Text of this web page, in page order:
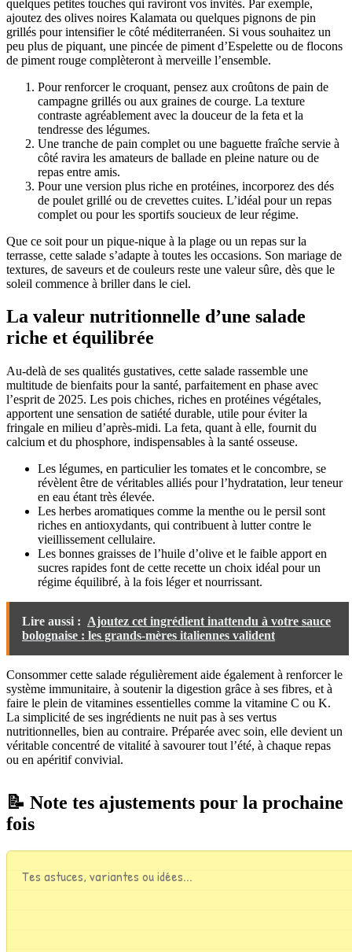
quelques petites touches qui raviront vos invités. Par exemple,
ajoutez des olives noires Kalamata ou quelques pignons de pin
grillés pour intensifier le côté méditerranéen. Si vous souhaitez un
peu plus de piquant, une pincée de piment d’Espelette ou de flocons
de piment rouge complèteront à merveille l’ensemble.
Pour renforcer le croquant, pensez aux croûtons de pain de
campagne grillés ou aux graines de courge. La texture
contraste agréablement avec la douceur de la feta et la
tendresse des légumes.
Une tranche de pain complet ou une baguette fraîche servie à
côté ravira les amateurs de ballade en pleine nature ou de
repas entre amis.
Pour une version plus riche en protéines, incorporez des dés
de poulet grillé ou de crevettes cuites. L’idéal pour un repas
complet ou pour les sportifs soucieux de leur régime.
Que ce soit pour un pique-nique à la plage ou un repas sur la
terrasse, cette salade s’adapte à toutes les occasions. Son mariage de
textures, de saveurs et de couleurs reste une valeur sûre, dès que le
soleil commence à briller dans le ciel.
La valeur nutritionnelle d’une salade
riche et équilibrée
Au-delà de ses qualités gustatives, cette salade rassemble une
multitude de bienfaits pour la santé, parfaitement en phase avec
l’esprit de 2025. Les pois chiches, riches en protéines végétales,
apportent une sensation de satiété durable, utile pour éviter la
fringale en milieu d’après-midi. La feta, quant à elle, fournit du
calcium et du phosphore, indispensables à la santé osseuse.
Les légumes, en particulier les tomates et le concombre, se
révèlent être de véritables alliés pour l’hydratation, leur teneur
en eau étant très élevée.
Les herbes aromatiques comme la menthe ou le persil sont
riches en antioxydants, qui contribuent à lutter contre le
vieillissement cellulaire.
Les bonnes graisses de l’huile d’olive et le faible apport en
sucres rapides font de cette recette un choix idéal pour un
régime équilibré, à la fois léger et nourrissant.
Lire aussi : Ajoutez cet ingrédient inattendu à votre sauce
bolognaise : les grands-mères italiennes valident
Consommer cette salade régulièrement aide également à renforcer le
système immunitaire, à soutenir la digestion grâce à ses fibres, et à
faire le plein de vitamines essentielles comme la vitamine C ou K.
La simplicité de ses ingrédients ne nuit pas à ses vertus
nutritionnelles, bien au contraire. Préparée avec soin, elle devient un
véritable concentré de vitalité à savourer tout l’été, à chaque repas
ou en apéritif convivial.
📝 Note tes ajustements pour la prochaine
fois